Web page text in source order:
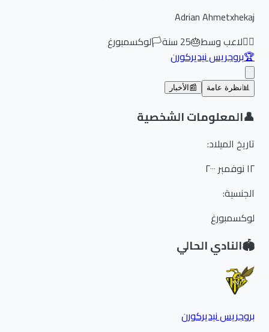
Adrian Ahmetxhekaj
لاعب وسط🎂
25سنة🏳️لوكسمبورغ
بروجريس نيديركورن
نظرة عامة 📰 الأخبار
المعلومات الشخصية
تاريخ الميلاد:
الجنسية:
لوكسمبورغ
النادي الحالي
بروجريس نيديركورن